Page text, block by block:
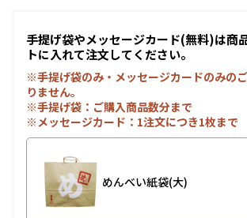
手提げ袋やメッセージカード(無料)は商
トに入れて注文してください。
※手提げ袋のみ・メッセージカードのみの
りません。
※手提げ袋：ご購入商品数分まで
※メッセージカード：1注文につき1枚まで
めんべい紙袋(大)